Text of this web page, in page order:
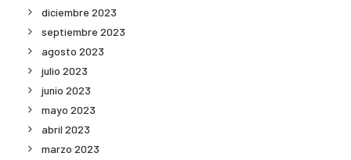
diciembre 2023
septiembre 2023
agosto 2023
julio 2023
junio 2023
mayo 2023
abril 2023
marzo 2023